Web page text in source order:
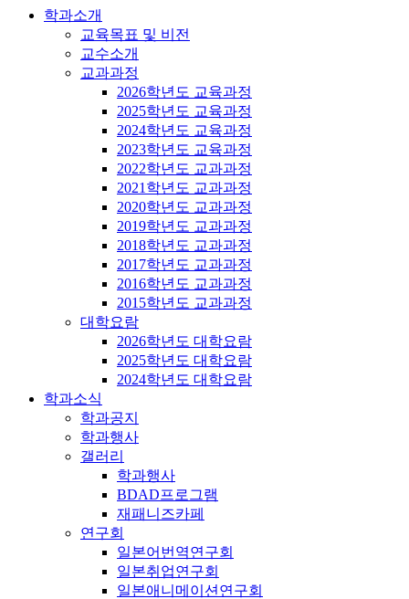
학과소개
교육목표 및 비전
교수소개
교과과정
2026학년도 교육과정
2025학년도 교육과정
2024학년도 교육과정
2023학년도 교육과정
2022학년도 교과과정
2021학년도 교과과정
2020학년도 교과과정
2019학년도 교과과정
2018학년도 교과과정
2017학년도 교과과정
2016학년도 교과과정
2015학년도 교과과정
대학요람
2026학년도 대학요람
2025학년도 대학요람
2024학년도 대학요람
학과소식
학과공지
학과행사
갤러리
학과행사
BDAD프로그램
재패니즈카페
연구회
일본어번역연구회
일본취업연구회
일본애니메이션연구회